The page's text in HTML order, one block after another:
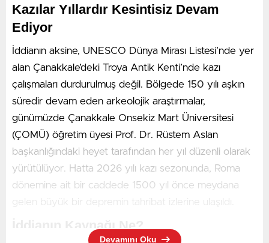
Kişi Cezaevinde
Gerçekleşen son mahkeme kararlarıyla birlikte Gülistan
Doku dosyası kapsamında tutuklu sayısı 28’e çıktı.
Bilindiği üzere daha önceki süreçlerde dönemin
Tunceli Valisi Tuncay Sonel, oğlu Mustafa Türkay
Sonel, Tunceli Devlet Hastanesi Başhekimi ve arama
çalışmalarında delil kararttığı iddia edilen iki dalgıç gibi
kritik isimler de tutuklanarak cezaevine gönderilmişti.
Kazılar Yıllardır Kesintisiz Devam
Ediyor
İddianın aksine, UNESCO Dünya Mirası Listesi’nde yer
alan Çanakkale’deki Troya Antik Kenti’nde kazı
çalışmaları durdurulmuş değil. Bölgede 150 yılı aşkın
süredir devam eden arkeolojik araştırmalar,
günümüzde Çanakkale Onsekiz Mart Üniversitesi
(ÇOMÜ) öğretim üyesi Prof. Dr. Rüstem Aslan
başkanlığındaki heyet tarafından her yıl düzenli olarak
yürütülüyor. Hatta 2026 yılı kazı sezonunda, Roma
dönemine ait bir caddede 1500 yıl önce meydana
İddianın Kaynağı Ne?
Devamını Oku